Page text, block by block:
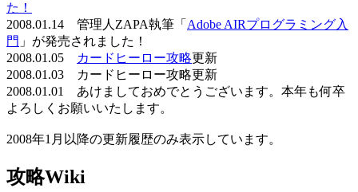
た！
2008.01.14 管理人ZAPA執筆「 Adobe AIRプログラミング入
門 」が発売されました！
2008.01.05
カードヒーロー攻略更新
2008.01.03 カードヒーロー攻略更新
2008.01.01 あけましておめでとうございます。本年も何卒
よろしくお願いいたします。
2008年1月以降の更新履歴のみ表示しています。
攻略Wiki